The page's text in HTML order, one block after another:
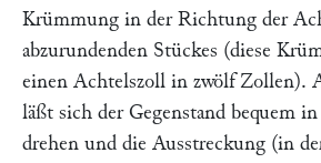
Krümmung in der Richtung der
abzurundenden Stückes (diese
einen Achtelszoll in zwölf Zollen).
läßt sich der Gegenstand bequem
drehen und die Ausstreckung (in